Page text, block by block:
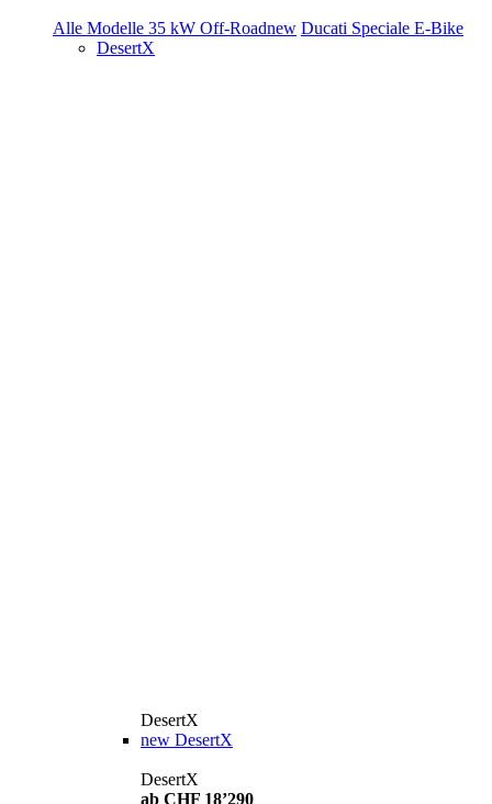
Alle Modelle 35 kW Off-Roadnew Ducati Speciale E-Bike
DesertX
DesertX
new DesertX
DesertX
ab CHF 18’290